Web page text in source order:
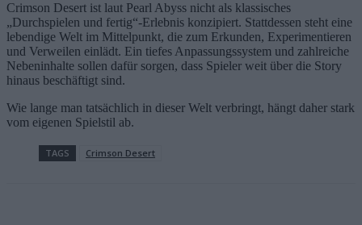
Crimson Desert ist laut Pearl Abyss nicht als klassisches
„Durchspielen und fertig“-Erlebnis konzipiert. Stattdessen steht eine
lebendige Welt im Mittelpunkt, die zum Erkunden, Experimentieren
und Verweilen einlädt. Ein tiefes Anpassungssystem und zahlreiche
Nebeninhalte sollen dafür sorgen, dass Spieler weit über die Story
hinaus beschäftigt sind.
Wie lange man tatsächlich in dieser Welt verbringt, hängt daher stark
vom eigenen Spielstil ab.
TAGS Crimson Desert